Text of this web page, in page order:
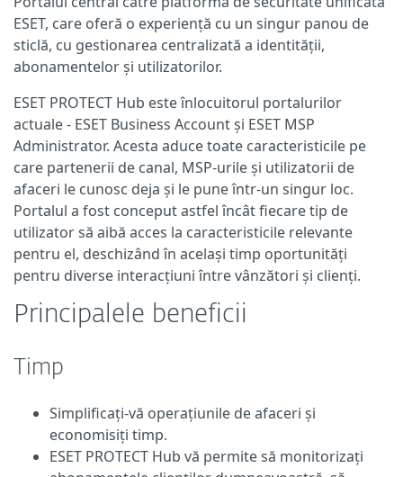
ESET, care oferă o experiență cu un singur panou de
sticlă, cu gestionarea centralizată a identității,
abonamentelor și utilizatorilor.
ESET PROTECT Hub este înlocuitorul portalurilor
actuale - ESET Business Account și ESET MSP
Administrator. Acesta aduce toate caracteristicile pe
care partenerii de canal, MSP-urile și utilizatorii de
afaceri le cunosc deja și le pune într-un singur loc.
Portalul a fost conceput astfel încât fiecare tip de
utilizator să aibă acces la caracteristicile relevante
pentru el, deschizând în același timp oportunități
pentru diverse interacțiuni între vânzători și clienți.
Principalele beneficii
Timp
Simplificați-vă operațiunile de afaceri și
economisiți timp.
ESET PROTECT Hub vă permite să monitorizați